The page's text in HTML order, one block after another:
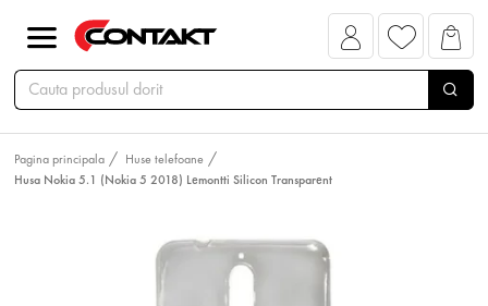
Pagina principala
Huse telefoane
Husa Nokia 5.1 (Nokia 5 2018) Lemontti Silicon Transparent